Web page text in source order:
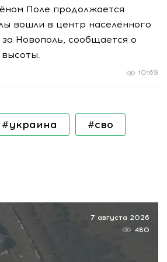
Поле продолжается
вошли в центр населённого
Новополь, сообщается о
10169
#украина #сво
7 августа 2026
480